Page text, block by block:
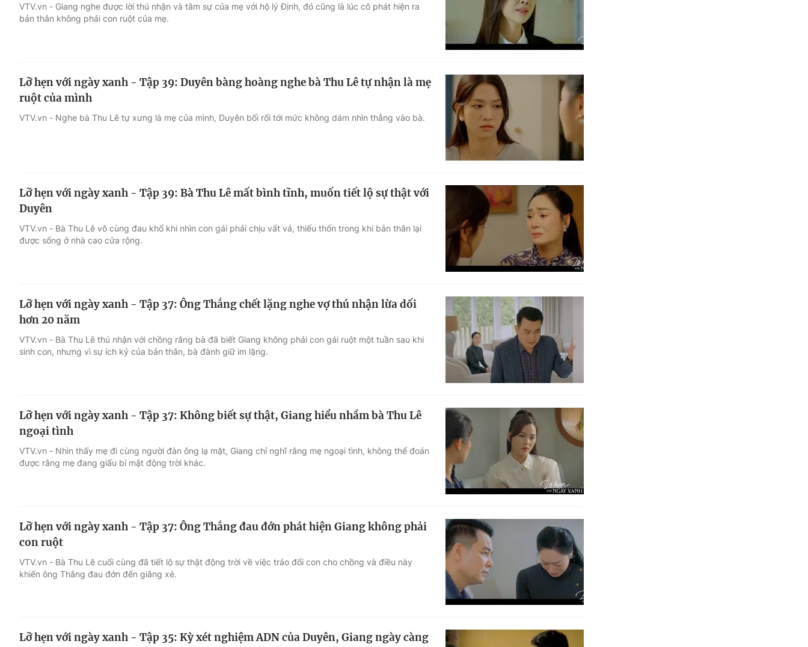
VTV.vn - Giang nghe được lời thú nhận và tâm sự của mẹ với hộ lý Định, đó cũng là lúc cô phát hiện ra
bản thân không phải con ruột của mẹ.
Lỡ hẹn với ngày xanh - Tập 39: Duyên bàng hoàng nghe bà Thu Lê tự nhận là mẹ
ruột của mình
VTV.vn - Nghe bà Thu Lê tự xưng là mẹ của mình, Duyên bối rối tới mức không dám nhìn thẳng vào bà.
Lỡ hẹn với ngày xanh - Tập 39: Bà Thu Lê mất bình tĩnh, muốn tiết lộ sự thật với
Duyên
VTV.vn - Bà Thu Lê vô cùng đau khổ khi nhìn con gái phải chịu vất vả, thiếu thốn trong khi bản thân lại
được sống ở nhà cao cửa rộng.
Lỡ hẹn với ngày xanh - Tập 37: Ông Thắng chết lặng nghe vợ thú nhận lừa dối
hơn 20 năm
VTV.vn - Bà Thu Lê thú nhận với chồng rằng bà đã biết Giang không phải con gái ruột một tuần sau khi
sinh con, nhưng vì sự ích kỷ của bản thân, bà đành giữ im lặng.
Lỡ hẹn với ngày xanh - Tập 37: Không biết sự thật, Giang hiểu nhầm bà Thu Lê
ngoại tình
VTV.vn - Nhìn thấy mẹ đi cùng người đàn ông lạ mặt, Giang chỉ nghĩ rằng mẹ ngoại tình, không thể đoán
được rằng mẹ đang giấu bí mật động trời khác.
Lỡ hẹn với ngày xanh - Tập 37: Ông Thắng đau đớn phát hiện Giang không phải
con ruột
VTV.vn - Bà Thu Lê cuối cùng đã tiết lộ sự thật động trời về việc tráo đổi con cho chồng và điều này
khiến ông Thắng đau đớn đến giằng xé.
Lỡ hẹn với ngày xanh - Tập 35: Kỳ xét nghiệm ADN của Duyên, Giang ngày càng